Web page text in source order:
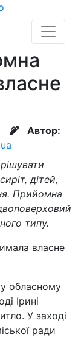
Автор:
дітей,
Прийомна
типу.
обласному
Ірині
У заході
ради